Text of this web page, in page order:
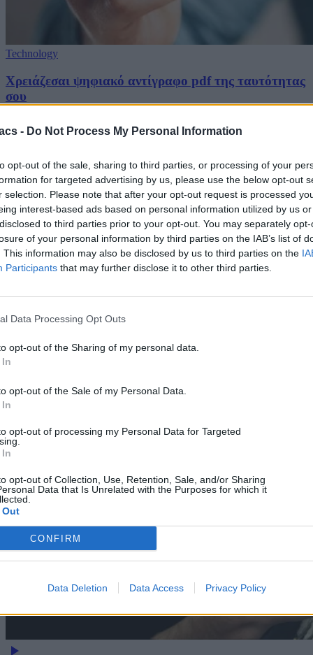
- Do Not Process My Personal Information
opt-out of the sale, sharing to third parties, or processing of your
for targeted advertising by us, please use the below opt-out
selection. Please note that after your opt-out request is processed
interest-based ads based on personal information utilized by us
to third parties prior to your opt-out. You may separately
of your personal information by third parties on the IAB’s list of
This information may also be disclosed by us to third parties on the
Participants that may further disclose it to other third parties.
Data Processing Opt Outs
opt-out of the Sharing of my personal data.
opt-out of the Sale of my Personal Data.
opt-out of processing my Personal Data for Targeted
opt-out of Collection, Use, Retention, Sale, and/or Sharing
Data that Is Unrelated with the Purposes for which it
CONFIRM
Data Deletion Data Access Privacy Policy
Technology
Χρειάζεσαι ψηφιακό αντίγραφο pdf της ταυτότητας
σου
Reviews
Unboxing.
Honest, direct, and hands-on. We benchmark, test, and daily-drive
the latest tech so you know what is actually worth your money.
Subscribe to Channel
Swipe Reviews